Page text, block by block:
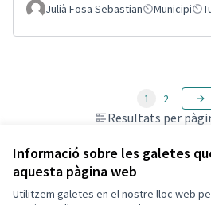
Informació sobre les galetes
aquesta pàgina web
Utilitzem galetes en el nostre lloc web
Julià Fosa Sebastian Municipi
Resultats per
1 2
Termes i condicions d'ús